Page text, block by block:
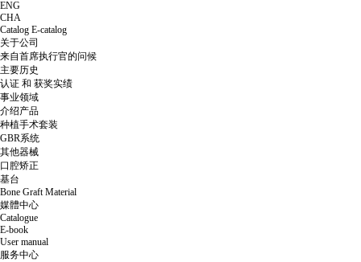
ENG
CHA
Catalog E-catalog
关于公司
来自首席执行官的问候
主要历史
认证 和 获奖实绩
事业领域
介绍产品
种植手术套装
GBR系统
其他器械
口腔矫正
基台
Bone Graft Material
媒體中心
Catalogue
E-book
User manual
服务中心